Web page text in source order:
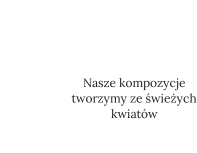
Nasze kompozycje
tworzymy ze świeżych
kwiatów